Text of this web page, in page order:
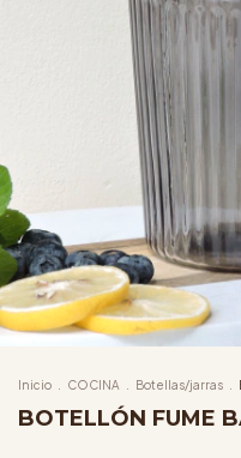
Inicio . COCINA . Botellas/jarras .
BOTELLÓN FUME